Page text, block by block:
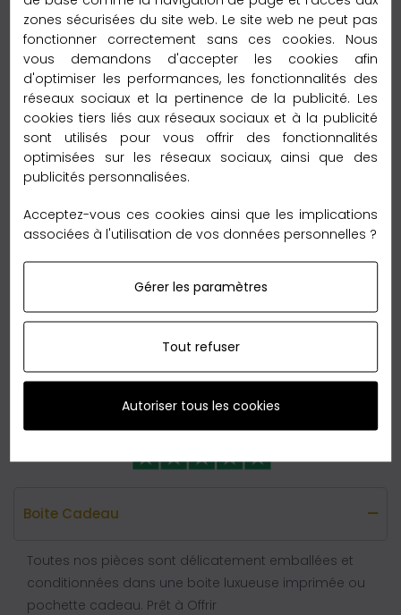
Délai de livraison :
– 2 à 5 jours vers l’Europe
Délai de livraison :
– 6 à 12 jours vers le reste du monde
Garantie Retour 60 jours
Nous sommes tellement convaincus de nos qualités
France métropolitaine,jusqu'à 60 jours
achat.
Boite Cadeau
Toutes nos pièces sont délicatement emballées et
conditionnées dans une boite luxueuse imprimée ou
pochette cadeau. Prêt à Offrir
zones sécurisées du site web. Le site web ne peut pas
fonctionner correctement sans ces cookies. Nous
vous demandons d'accepter les cookies afin
d'optimiser les performances, les fonctionnalités des
réseaux sociaux et la pertinence de la publicité. Les
cookies tiers liés aux réseaux sociaux et à la publicité
sont utilisés pour vous offrir des fonctionnalités
optimisées sur les réseaux sociaux, ainsi que des
publicités personnalisées.
Acceptez-vous ces cookies ainsi que les implications
associées à l'utilisation de vos données personnelles ?
Gérer les paramètres
Tout refuser
Autoriser tous les cookies